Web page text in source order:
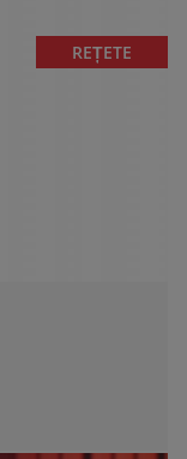
REȚETE